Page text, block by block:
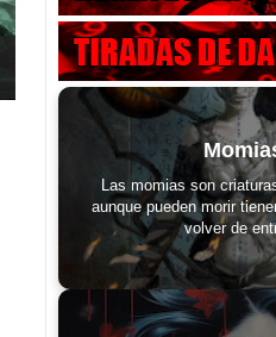
Las momias son
aunque pueden morir
volver de